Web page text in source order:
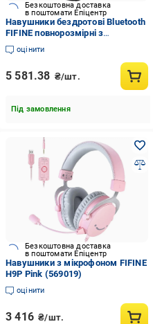
Безкоштовна доставка
в поштомати Епіцентр
Навушники бездротові Bluetooth
FIFINE повнорозмірні з
шумопоглинанням
оцінити
5 581.38 ₴/шт.
Під замовлення
Безкоштовна доставка
в поштомати Епіцентр
Навушники з мікрофоном FIFINE
H9P Pink (569019)
оцінити
3 416 ₴/шт.